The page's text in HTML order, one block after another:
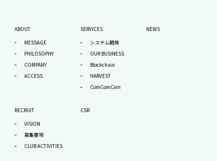
ABOUT
MESSAGE
PHILOSOPHY
COMPANY
ACCESS
SERVICES
システム開発
OUR BUSINESS
Blockchain
HARVEST
ComComCoin
NEWS
RECRUIT
VISION
募集要項
CLUB ACTIVITIES
CSR